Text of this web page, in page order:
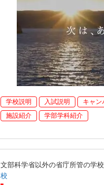
学校説明 入試説明 キャン
施設紹介
学部学科紹介
文部科学省以外の省庁所管の学
校